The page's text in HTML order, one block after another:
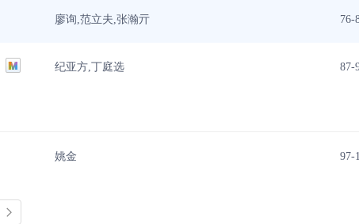
廖询,范立夫,张瀚亓 76-
纪亚方,丁庭选 87-
姚金 97-